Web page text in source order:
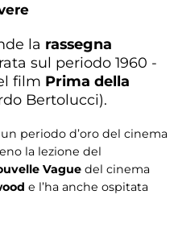
la rassegna
sul periodo 1960 -
film Prima della
Bertolucci).
periodo d’oro del cinema
la lezione del
Vague del cinema
e l’ha anche ospitata